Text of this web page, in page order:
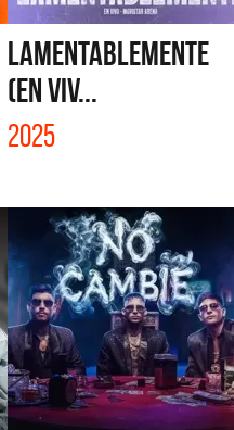
LAMENTABLEMENTE
(EN VIV...
2025